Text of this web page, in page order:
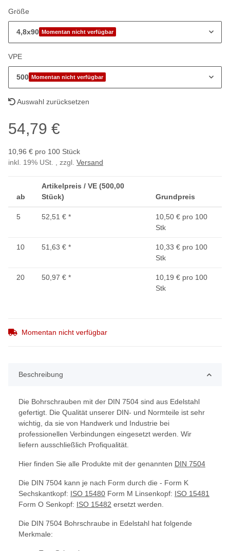
Größe
4,8x90 Momentan nicht verfügbar
VPE
500 Momentan nicht verfügbar
Auswahl zurücksetzen
54,79 €
10,96 € pro 100 Stück
inkl. 19% USt. , zzgl. Versand
ab
Artikelpreis / VE (500,00
Stück)
Grundpreis
5 52,51 € *
10,50 € pro 100
Stk
10 51,63 € *
10,33 € pro 100
Stk
20 50,97 € *
10,19 € pro 100
Stk
Momentan nicht verfügbar
Beschreibung
Die Bohrschrauben mit der DIN 7504 sind aus Edelstahl
gefertigt. Die Qualität unserer DIN- und Normteile ist sehr
wichtig, da sie von Handwerk und Industrie bei
professionellen Verbindungen eingesetzt werden. Wir
liefern ausschließlich Profiqualität.
Hier finden Sie alle Produkte mit der genannten DIN 7504
Die DIN 7504 kann je nach Form durch die - Form K
Sechskantkopf: ISO 15480 Form M Linsenkopf: ISO 15481
Form O Senkopf: ISO 15482 ersetzt werden.
Die DIN 7504 Bohrschraube in Edelstahl hat folgende
Merkmale: